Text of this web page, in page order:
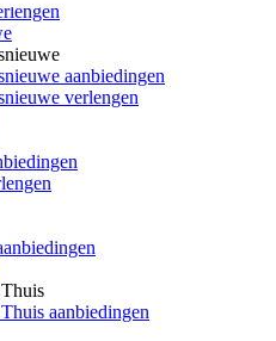
aanbiedingen
verlengen
aanbiedingen